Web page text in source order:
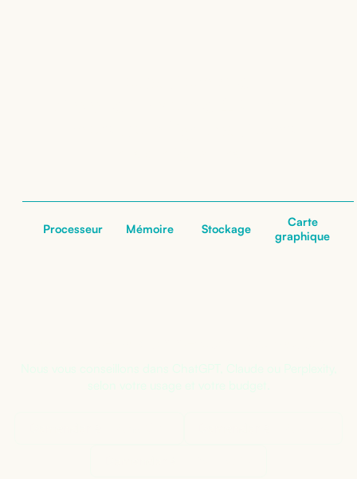
Processeur Mémoire Stockage
Carte
graphique